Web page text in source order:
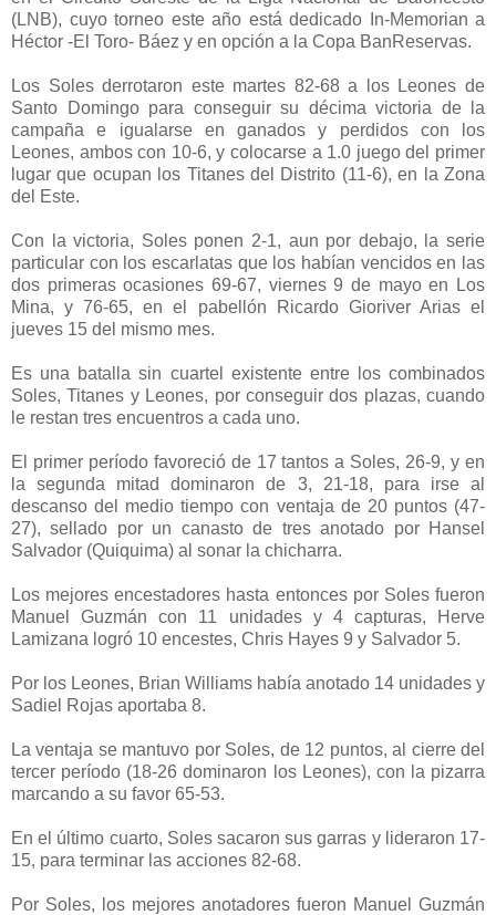
(LNB), cuyo torneo este año está dedicado In-Memorian a
Héctor -El Toro- Báez y en opción a la Copa BanReservas.
Los Soles derrotaron este martes 82-68 a los Leones de
Santo Domingo para conseguir su décima victoria de la
campaña e igualarse en ganados y perdidos con los
Leones, ambos con 10-6, y colocarse a 1.0 juego del primer
lugar que ocupan los Titanes del Distrito (11-6), en la Zona
del Este.
Con la victoria, Soles ponen 2-1, aun por debajo, la serie
particular con los escarlatas que los habían vencidos en las
dos primeras ocasiones 69-67, viernes 9 de mayo en Los
Mina, y 76-65, en el pabellón Ricardo Gioriver Arias el
jueves 15 del mismo mes.
Es una batalla sin cuartel existente entre los combinados
Soles, Titanes y Leones, por conseguir dos plazas, cuando
le restan tres encuentros a cada uno.
El primer período favoreció de 17 tantos a Soles, 26-9, y en
la segunda mitad dominaron de 3, 21-18, para irse al
descanso del medio tiempo con ventaja de 20 puntos (47-
27), sellado por un canasto de tres anotado por Hansel
Salvador (Quiquima) al sonar la chicharra.
Los mejores encestadores hasta entonces por Soles fueron
Manuel Guzmán con 11 unidades y 4 capturas, Herve
Lamizana logró 10 encestes, Chris Hayes 9 y Salvador 5.
Por los Leones, Brian Williams había anotado 14 unidades y
Sadiel Rojas aportaba 8.
La ventaja se mantuvo por Soles, de 12 puntos, al cierre del
tercer período (18-26 dominaron los Leones), con la pizarra
marcando a su favor 65-53.
En el último cuarto, Soles sacaron sus garras y lideraron 17-
15, para terminar las acciones 82-68.
Por Soles, los mejores anotadores fueron Manuel Guzmán